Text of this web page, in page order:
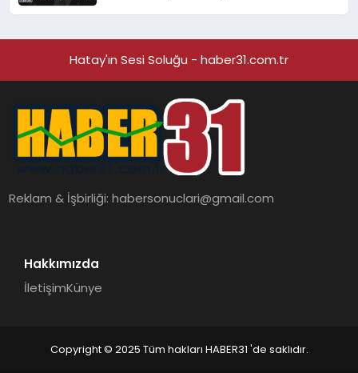
Hatay'ın Sesi Soluğu - haber31.com.tr
Reklam & İşbirliği:habersonuclari@gmail.com
Hakkımızda
İletişimKünye
Copyright © 2025 Tüm hakları HABER31 'de saklıdır.